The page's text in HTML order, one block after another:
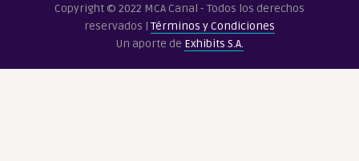
Copyright © 2022 MCA Canal - Todos los derechos
reservados | Términos y Condiciones
Un aporte de Exhibits S.A.